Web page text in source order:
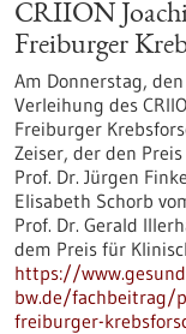
CRIION
Freiburger
Am Donnerstag,
Verleihung des
Freiburger
Zeiser, der den
Prof. Dr. Jürgen
Elisabeth Schorb
Prof. Dr. Gerald
dem Preis für
https://
bw.de/fachbeitrag/
freiburger-